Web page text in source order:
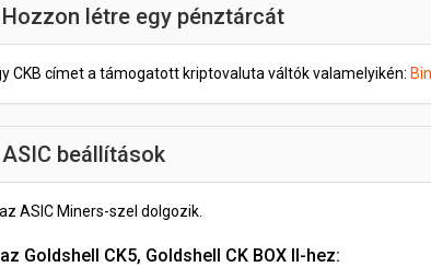
létre egy pénztárcát
CKB címet a támogatott kriptovaluta váltók valamelyikén:
beállítások
ASIC Miners-szel dolgozik.
Goldshell CK5, Goldshell CK BOX II-hez: